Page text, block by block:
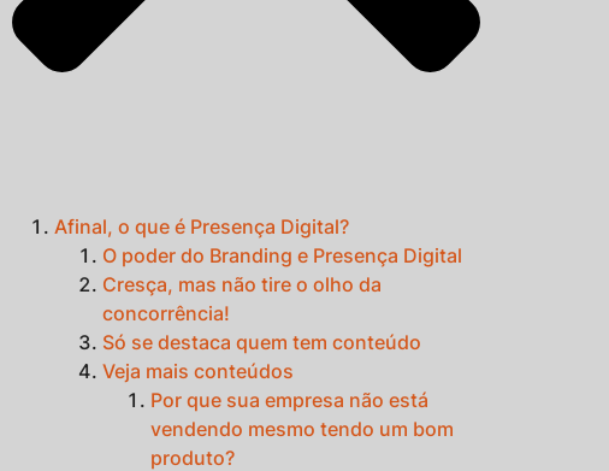
Afinal, o que é Presença Digital?
O poder do Branding e Presença Digital
Cresça, mas não tire o olho da
concorrência!
Só se destaca quem tem conteúdo
Veja mais conteúdos
Por que sua empresa não está
vendendo mesmo tendo um bom
produto?